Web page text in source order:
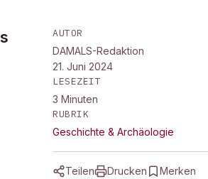
AUTOR
DAMALS-Redaktion
21. Juni 2024
LESEZEIT
3 Minuten
RUBRIK
Geschichte & Archäologie
Teilen Drucken Merken